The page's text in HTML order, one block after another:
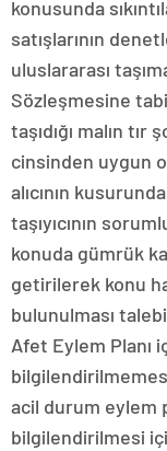
konusunda
satışlarının
uluslararası
Sözleşmesine
taşıdığı malın
cinsinden uygun
alıcının
taşıyıcının
konuda gümrük
getirilerek konu
bulunulması
Afet Eylem Planı
acil durum eylem
bilgilendirilmesi